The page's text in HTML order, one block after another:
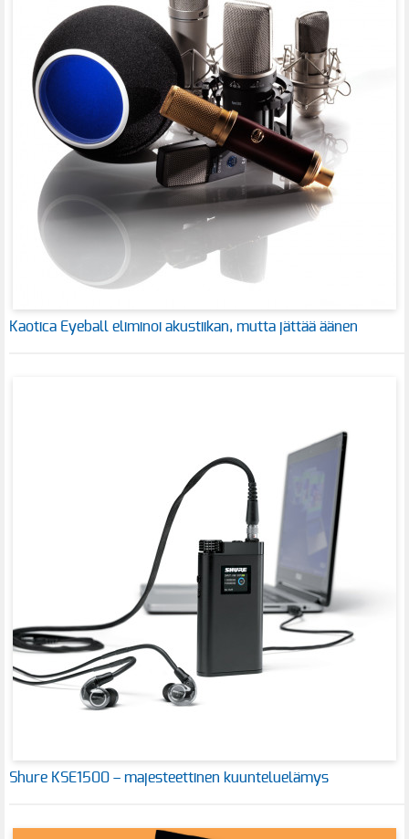
Kaotica Eyeball eliminoi akustiikan, mutta jättää äänen
Shure KSE1500 – majesteettinen kuunteluelämys